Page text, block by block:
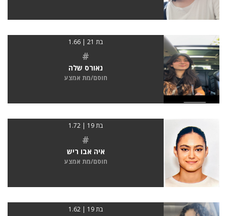
בת 21 | 1.66
#
נאורס שלה
חוסם/מת אמצע
בת 19 | 1.72
#
איה אבו ריש
חוסם/מת אמצע
בת 19 | 1.62